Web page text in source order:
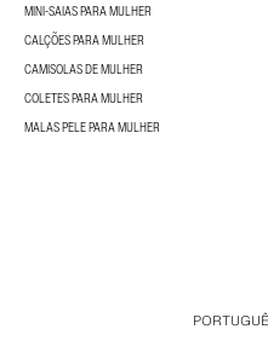
MINI-SAIAS PARA MULHER
CALÇÕES PARA MULHER
CAMISOLAS DE MULHER
COLETES PARA MULHER
MALAS PELE PARA MULHER